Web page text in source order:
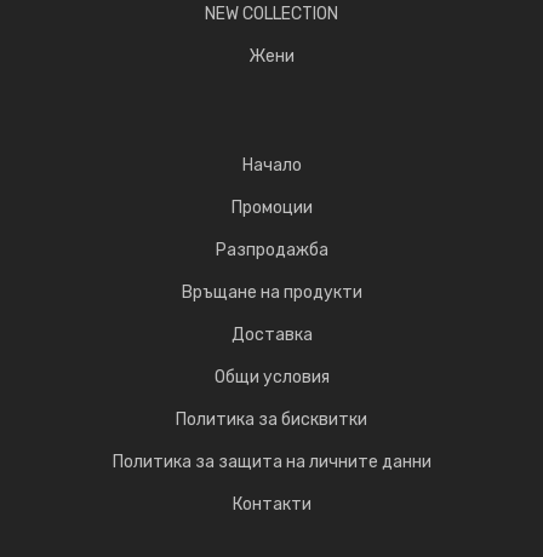
NEW COLLECTION
Жени
Начало
Промоции
Разпродажба
Връщане на продукти
Доставка
Общи условия
Политика за бисквитки
Политика за защита на личните данни
Контакти